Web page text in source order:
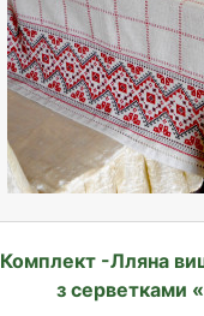
Комплект -Лляна
з серветками